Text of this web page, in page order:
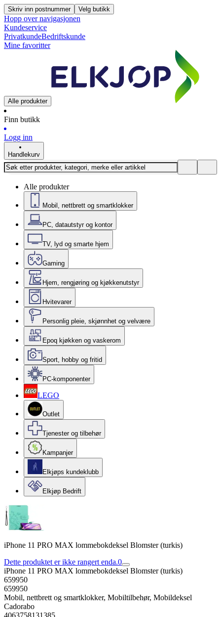
Skriv inn postnummer Velg butikk
Hopp over navigasjonen
Kundeservice
PrivatkundeBedriftskunde
Mine favoritter
Alle produkter
Finn butikk
Logg inn
Handlekurv
Alle produkter
Mobil, nettbrett og smartklokker
PC, datautstyr og kontor
TV, lyd og smarte hjem
Gaming
Hjem, rengjøring og kjøkkenutstyr
Hvitevarer
Personlig pleie, skjønnhet og velvære
Epoq kjøkken og vaskerom
Sport, hobby og fritid
PC-komponenter
LEGO
Outlet
Tjenester og tilbehør
Kampanjer
Elkjøps kundeklubb
Elkjøp Bedrift
iPhone 11 PRO MAX lommebokdeksel Blomster (turkis)
Dette produktet er ikke rangert enda.0
iPhone 11 PRO MAX lommebokdeksel Blomster (turkis)
659950
659950
Mobil, nettbrett og smartklokker, Mobiltilbehør, Mobildeksel
Cadorabo
4063758131385